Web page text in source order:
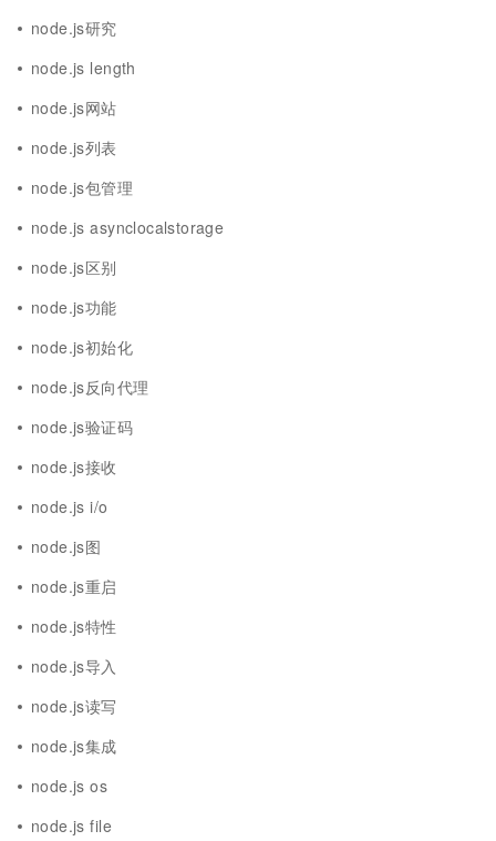
node.js研究
node.js length
node.js网站
node.js列表
node.js包管理
node.js asynclocalstorage
node.js区别
node.js功能
node.js初始化
node.js反向代理
node.js验证码
node.js接收
node.js i/o
node.js图
node.js重启
node.js特性
node.js导入
node.js读写
node.js集成
node.js os
node.js file